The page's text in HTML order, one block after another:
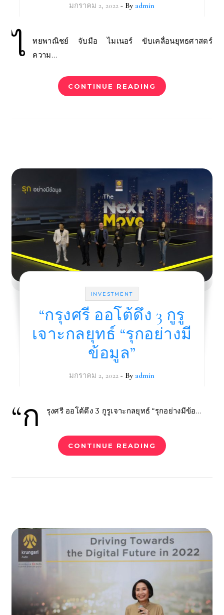
มกราคม 2, 2022 - By admin
ไ
ทยพาณิชย์ จับมือ ไมเนอร์ ขับเคลื่อนยุทธศาสตร์
ความ…
CONTINUE READING
INVESTMENT
“กรุงศรี ออโต้ดึง 3 กูรู
เจาะกลยุทธ์ “รุกอย่างมี
ข้อมูล”
มกราคม 2, 2022 - By admin
“ก รุงศรี ออโต้ดึง 3 กูรูเจาะกลยุทธ์ “รุกอย่างมีข้อ…
CONTINUE READING